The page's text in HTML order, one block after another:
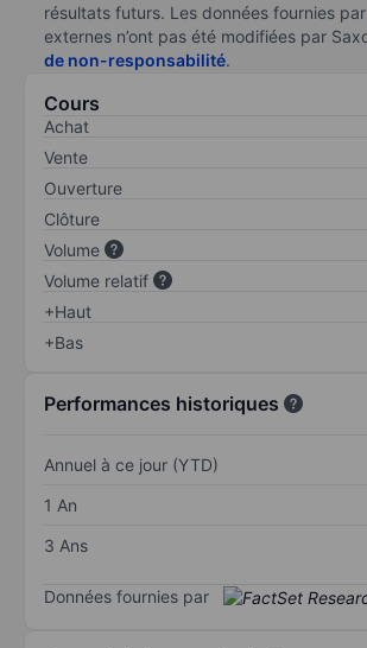
résultats futurs. Les données fournies
externes n’ont pas été modifiées par
de non-responsabilité.
Cours
Achat
Vente
Ouverture
Clôture
Volume
Volume relatif
+Haut
+Bas
Performances historiques
Annuel à ce jour (YTD)
1 An
3 Ans
Données fournies par